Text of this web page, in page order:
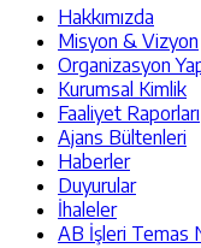
Hakkımızda
Misyon & Vizyon
Organizasyon
Kurumsal Kimlik
Faaliyet Raporları
Ajans Bültenleri
Haberler
Duyurular
İhaleler
AB İşleri Temas